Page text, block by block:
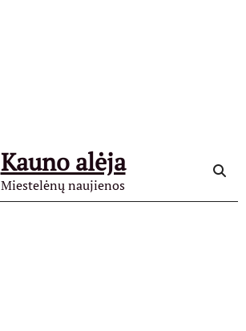
Kauno alėja
Miestelėnų naujienos